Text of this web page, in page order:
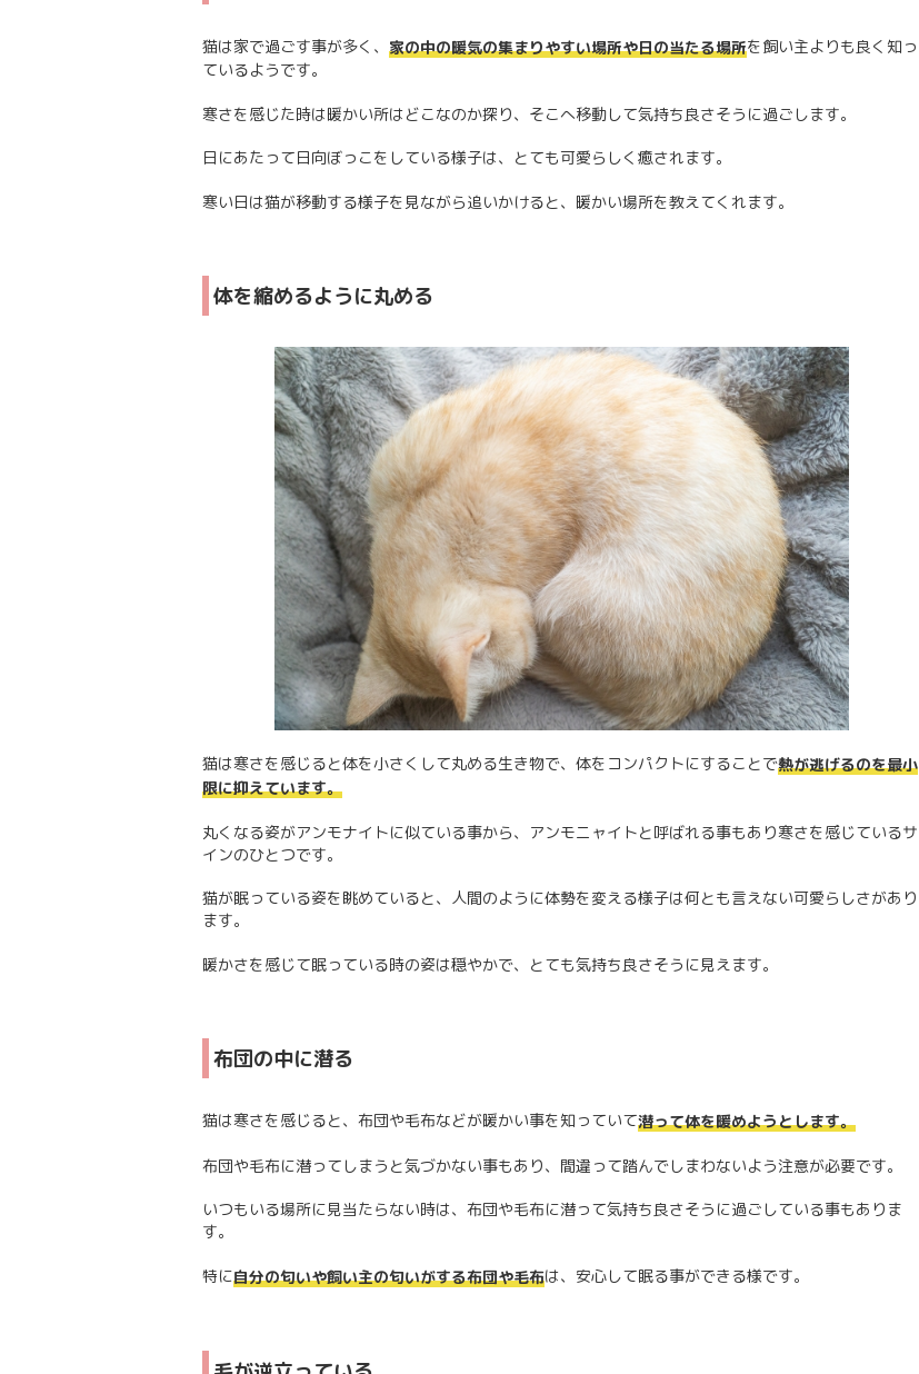
猫は家で過ごす事が多く、 家の中の暖気の集まりやすい場所や日の当たる場所を飼い主よりも良く知っ
ているようです。
寒さを感じた時は暖かい所はどこなのか探り、そこへ移動して気持ち良さそうに過ごします。
日にあたって日向ぼっこをしている様子は、とても可愛らしく癒されます。
寒い日は猫が移動する様子を見ながら追いかけると、暖かい場所を教えてくれます。
体を縮めるように丸める
猫は寒さを感じると体を小さくして丸める生き物で、体をコンパクトにすることで熱が逃げるのを最小
限に抑えています。
丸くなる姿がアンモナイトに似ている事から、アンモニャイトと呼ばれる事もあり寒さを感じているサ
インのひとつです。
猫が眠っている姿を眺めていると、人間のように体勢を変える様子は何とも言えない可愛らしさがあり
ます。
暖かさを感じて眠っている時の姿は穏やかで、とても気持ち良さそうに見えます。
布団の中に潜る
猫は寒さを感じると、布団や毛布などが暖かい事を知っていて潜って体を暖めようとします。
布団や毛布に潜ってしまうと気づかない事もあり、間違って踏んでしまわないよう注意が必要です。
いつもいる場所に見当たらない時は、布団や毛布に潜って気持ち良さそうに過ごしている事もありま
す。
特に自分の匂いや飼い主の匂いがする布団や毛布は、安心して眠る事ができる様です。